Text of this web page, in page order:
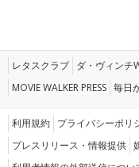
レタスクラブ ダ・ヴィンチ
MOVIE WALKER PRESS 毎日
利用規約 プライバシーポリ
プレスリリース・情報提供